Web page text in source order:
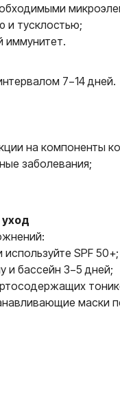
и тусклостью;
иммунитет.
7−14 дней.
на компоненты
заболевания;
SPF 50+;
и бассейн 3−5 дней;
маски